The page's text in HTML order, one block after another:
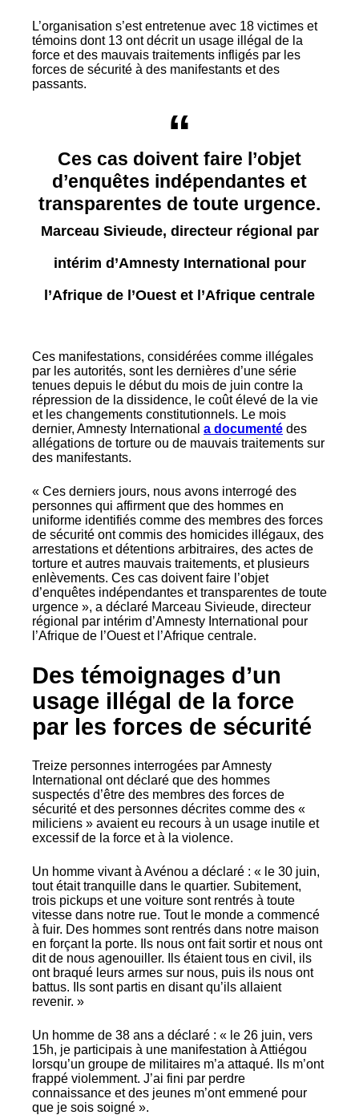
L’organisation s’est entretenue avec 18 victimes et
témoins dont 13 ont décrit un usage illégal de la
force et des mauvais traitements infligés par les
forces de sécurité à des manifestants et des
passants.
Ces cas doivent faire l’objet
d’enquêtes indépendantes et
transparentes de toute urgence.
Marceau Sivieude, directeur régional par
intérim d’Amnesty International pour
l’Afrique de l’Ouest et l’Afrique centrale
Ces manifestations, considérées comme illégales
par les autorités, sont les dernières d’une série
tenues depuis le début du mois de juin contre la
répression de la dissidence, le coût élevé de la vie
et les changements constitutionnels. Le mois
dernier, Amnesty International a documenté des
allégations de torture ou de mauvais traitements sur
des manifestants.
« Ces derniers jours, nous avons interrogé des
personnes qui affirment que des hommes en
uniforme identifiés comme des membres des forces
de sécurité ont commis des homicides illégaux, des
arrestations et détentions arbitraires, des actes de
torture et autres mauvais traitements, et plusieurs
enlèvements. Ces cas doivent faire l’objet
d’enquêtes indépendantes et transparentes de toute
urgence », a déclaré Marceau Sivieude, directeur
régional par intérim d’Amnesty International pour
l’Afrique de l’Ouest et l’Afrique centrale.
Des témoignages d’un
usage illégal de la force
par les forces de sécurité
Treize personnes interrogées par Amnesty
International ont déclaré que des hommes
suspectés d’être des membres des forces de
sécurité et des personnes décrites comme des «
miliciens » avaient eu recours à un usage inutile et
excessif de la force et à la violence.
Un homme vivant à Avénou a déclaré : « le 30 juin,
tout était tranquille dans le quartier. Subitement,
trois pickups et une voiture sont rentrés à toute
vitesse dans notre rue. Tout le monde a commencé
à fuir. Des hommes sont rentrés dans notre maison
en forçant la porte. Ils nous ont fait sortir et nous ont
dit de nous agenouiller. Ils étaient tous en civil, ils
ont braqué leurs armes sur nous, puis ils nous ont
battus. Ils sont partis en disant qu’ils allaient
revenir. »
Un homme de 38 ans a déclaré : « le 26 juin, vers
15h, je participais à une manifestation à Attiégou
lorsqu’un groupe de militaires m’a attaqué. Ils m’ont
frappé violemment. J’ai fini par perdre
connaissance et des jeunes m’ont emmené pour
que je sois soigné ».